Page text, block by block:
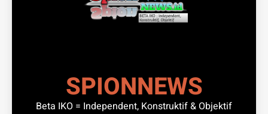
SPIONNEWS
Beta IKO = Independent, Konstruktif & Objektif